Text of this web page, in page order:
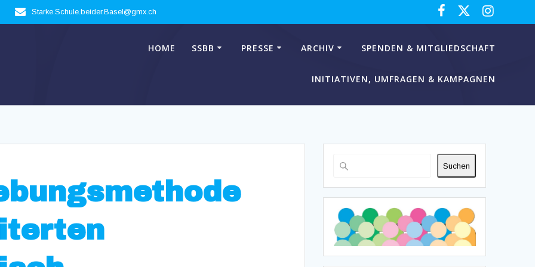
Starke.Schule.beider.Basel@gmx.ch
HOME SSBB PRESSE ARCHIV SPENDEN & MITGLIEDSCHAFT
INITIATIVEN, UMFRAGEN & KAMPAGNEN
Suchen